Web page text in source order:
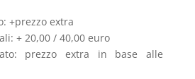
+prezzo extra
+ 20,00 / 40,00 euro
prezzo extra in base alle